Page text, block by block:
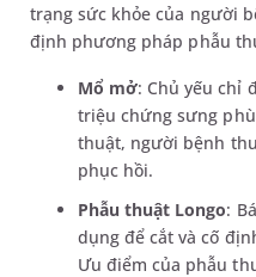
trạng sức khỏe của người
định phương pháp phẫu
Mổ mở: Chủ yếu chỉ
triệu chứng sưng
thuật, người bệnh
phục hồi.
Phẫu thuật Longo:
dụng để cắt và cố
Ưu điểm của phẫu